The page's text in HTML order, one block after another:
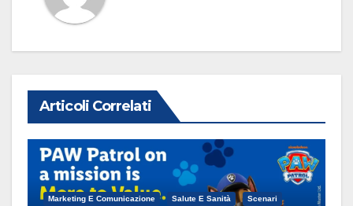
Articoli Correlati
Marketing E Comunicazione Salute E Sanità Scenari